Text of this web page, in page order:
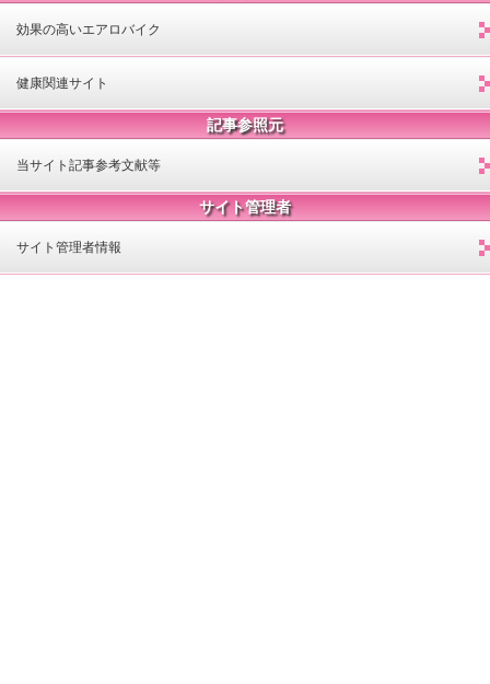
効果の高いエアロバイク
健康関連サイト
記事参照元
当サイト記事参考文献等
サイト管理者
サイト管理者情報